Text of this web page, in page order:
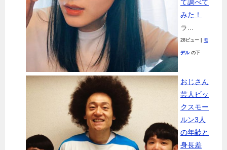
て調べて
みた！
ラ...
28ビュー モ
デルの下
おじさん
芸人ビッ
クスモー
ルン3人
の年齢と
身長差